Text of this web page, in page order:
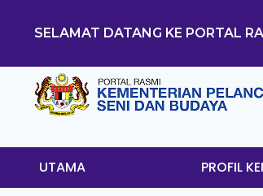
SELAMAT DATANG KE PORTAL
UTAMA PROFIL